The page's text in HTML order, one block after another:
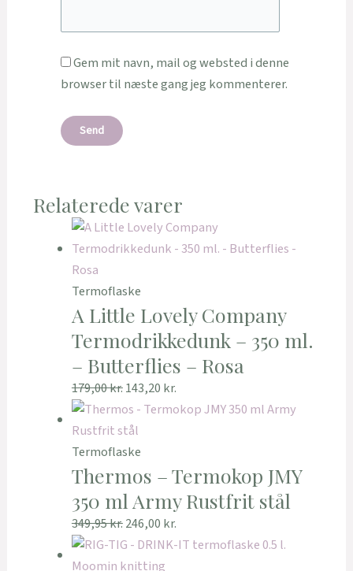
Gem mit navn, mail og websted i denne
browser til næste gang jeg kommenterer.
Relaterede varer
Termoflaske
A Little Lovely Company
Termodrikkedunk – 350 ml.
– Butterflies – Rosa
179,00kr.143,20 kr.
Termoflaske
Thermos – Termokop JMY
350 ml Army Rustfrit stål
349,95kr.246,00 kr.